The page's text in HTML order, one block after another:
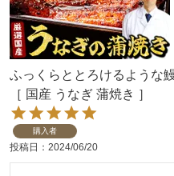
ふっくらととろけるような
［ 国産 うなぎ 蒲焼き ］
購入者
投稿日 2024/06/20